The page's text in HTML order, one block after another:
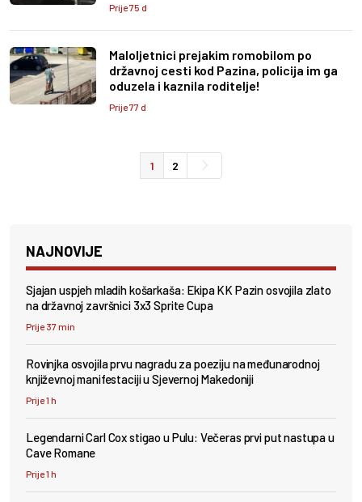
Prije 75 d
Maloljetnici prejakim romobilom po
državnoj cesti kod Pazina, policija im ga
oduzela i kaznila roditelje!
Prije 77 d
1 2
NAJNOVIJE
Sjajan uspjeh mladih košarkaša: Ekipa KK Pazin osvojila zlato
na državnoj završnici 3x3 Sprite Cupa
Prije 37 min
Rovinjka osvojila prvu nagradu za poeziju na međunarodnoj
književnoj manifestaciji u Sjevernoj Makedoniji
Prije 1 h
Legendarni Carl Cox stigao u Pulu: Večeras prvi put nastupa u
Cave Romane
Prije 1 h